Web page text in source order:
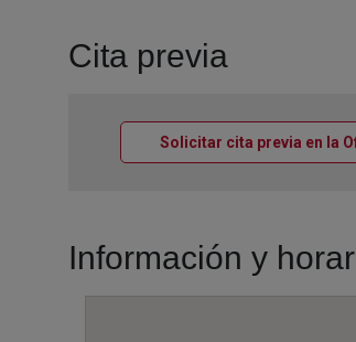
Cita previa
Solicitar cita previa en la
Información y